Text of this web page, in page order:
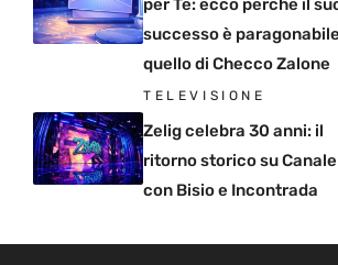
per Te: ecco perché il
successo è
quello di Checco Zalone
TELEVISIONE
Zelig celebra 30 anni: il
ritorno storico su
con Bisio e Incontrada